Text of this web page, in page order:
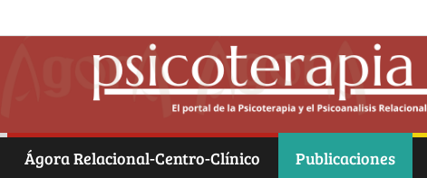
Ágora Relacional-Centro-Clínico Publicaciones